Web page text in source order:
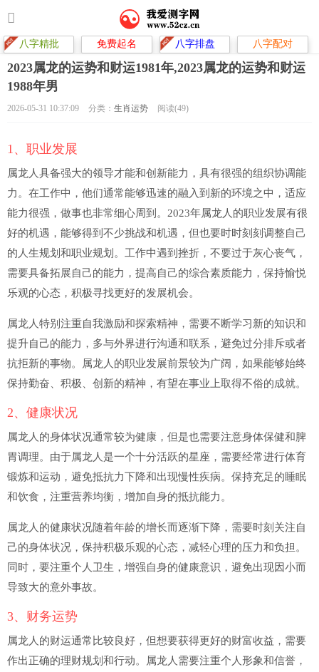
八字精批 免费起名 八字排盘 八字配对
2023属龙的运势和财运1981年,2023属龙的运势和财运
1988年男
2026-05-31 10:37:09 分类： 生肖运势 阅读(49)
1、职业发展
属龙人具备强大的领导才能和创新能力，具有很强的组织协调能
力。在工作中，他们通常能够迅速的融入到新的环境之中，适应
能力很强，做事也非常细心周到。2023年属龙人的职业发展有很
好的机遇，能够得到不少挑战和机遇，但也要时时刻刻调整自己
的人生规划和职业规划。工作中遇到挫折，不要过于灰心丧气，
需要具备拓展自己的能力，提高自己的综合素质能力，保持愉悦
乐观的心态，积极寻找更好的发展机会。
属龙人特别注重自我激励和探索精神，需要不断学习新的知识和
提升自己的能力，多与外界进行沟通和联系，避免过分排斥或者
抗拒新的事物。属龙人的职业发展前景较为广阔，如果能够始终
保持勤奋、积极、创新的精神，有望在事业上取得不俗的成就。
2、健康状况
属龙人的身体状况通常较为健康，但是也需要注意身体保健和脾
胃调理。由于属龙人是一个十分活跃的星座，需要经常进行体育
锻炼和运动，避免抵抗力下降和出现慢性疾病。保持充足的睡眠
和饮食，注重营养均衡，增加自身的抵抗能力。
属龙人的健康状况随着年龄的增长而逐渐下降，需要时刻关注自
己的身体状况，保持积极乐观的心态，减轻心理的压力和负担。
同时，要注重个人卫生，增强自身的健康意识，避免出现因小而
导致大的意外事故。
3、财务运势
属龙人的财运通常比较良好，但想要获得更好的财富收益，需要
作出正确的理财规划和行动。属龙人需要注重个人形象和信誉，